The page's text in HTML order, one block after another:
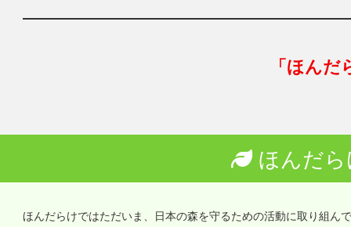
「ほん
ほんだら
ほんだらけではただいま、日本の森を守るための活動に取り組ん